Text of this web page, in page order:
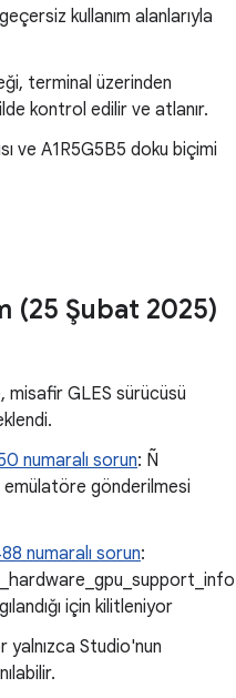
kullanım alanlarıyla
terminal üzerinden
kontrol edilir ve atlanır.
ve A1R5G5B5 doku biçimi
(25 Şubat 2025)
GLES sürücüsü
numaralı sorun: Ñ
gönderilmesi
numaralı sorun:
için kilitleniyor
yalnızca Studio'nun